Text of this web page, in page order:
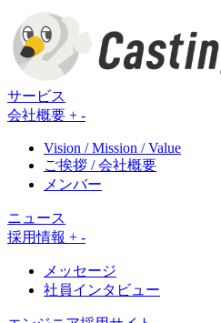
サービス
会社概要 + -
Vision / Mission / Value
ご挨拶 / 会社概要
メンバー
ニュース
採用情報 + -
メッセージ
社員インタビュー